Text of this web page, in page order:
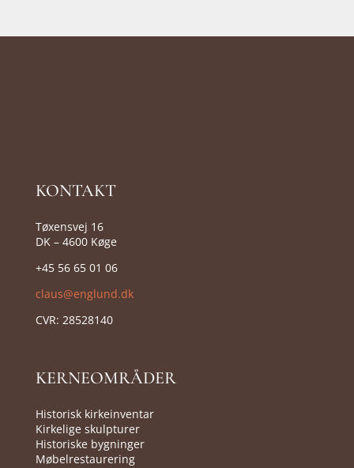
KONTAKT
Tøxensvej 16
DK – 4600 Køge
+45 56 65 01 06
claus@englund.dk
CVR: 28528140
KERNEOMRÅDER
Historisk kirkeinventar
Kirkelige skulpturer
Historiske bygninger
Møbelrestaurering